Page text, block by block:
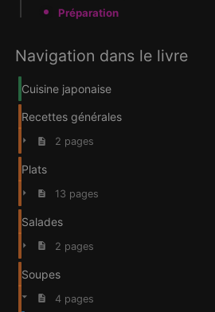
Préparation
Navigation dans le livre
Cuisine japonaise
Recettes générales
2 pages
Plats
13 pages
Salades
2 pages
Soupes
4 pages